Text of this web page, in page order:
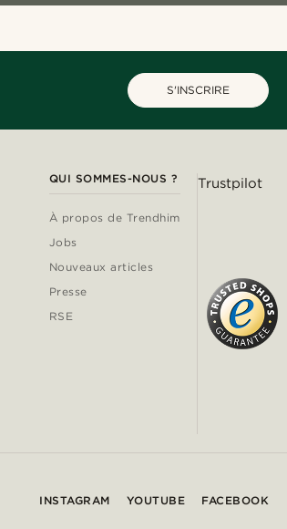
S'INSCRIRE
QUI SOMMES-NOUS ?
À propos de Trendhim
Jobs
Nouveaux articles
Presse
RSE
Trustpilot
INSTAGRAM YOUTUBE FACEBOOK